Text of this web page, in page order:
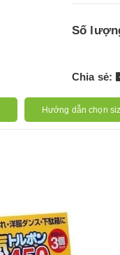
Số
Chia sẻ:
Hướng dẫn chọn